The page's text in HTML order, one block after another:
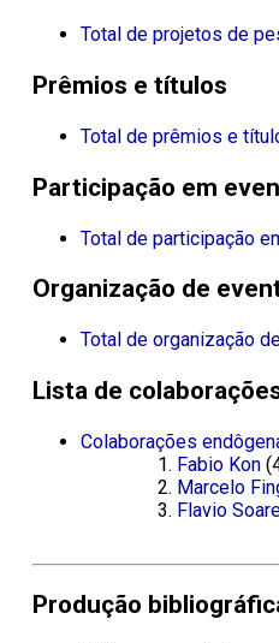
Total de projetos de
Prêmios e títulos
Total de prêmios e
Participação em
Total de participação
Organização de
Total de organização
Lista de
Colaborações
Fabio Kon
Marcelo
Flavio
Produção